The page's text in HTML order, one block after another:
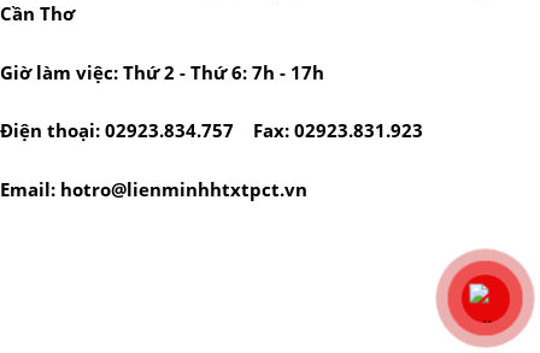
Cần Thơ
Giờ làm việc: Thứ 2 - Thứ 6: 7h - 17h
Điện thoại: 02923.834.757 Fax: 02923.831.923
Email: hotro@lienminhhtxtpct.vn